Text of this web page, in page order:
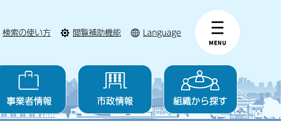
検索の使い方 閲覧補助機能 Language
事業者情報 市政情報 組織から探す